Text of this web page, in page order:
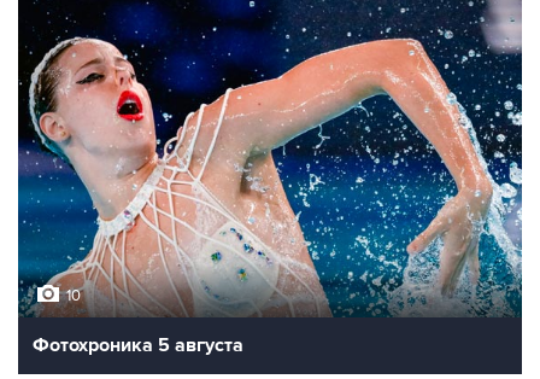
10
Фотохроника 5 августа